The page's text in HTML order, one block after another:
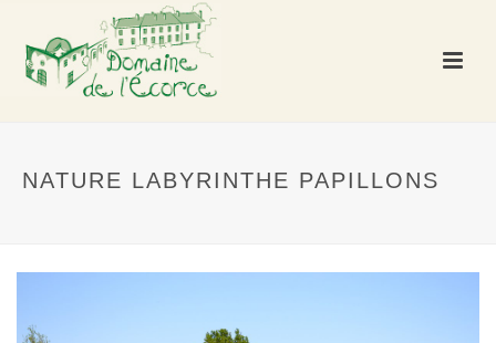
NATURE LABYRINTHE PAPILLONS